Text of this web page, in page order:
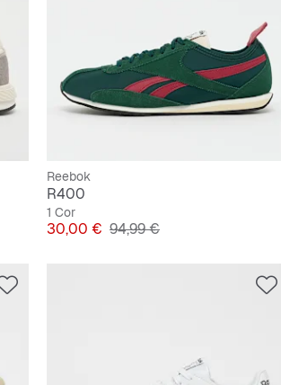
Reebok
R400
1 Cor
Preço
30,00 € Preço original
94,99 €